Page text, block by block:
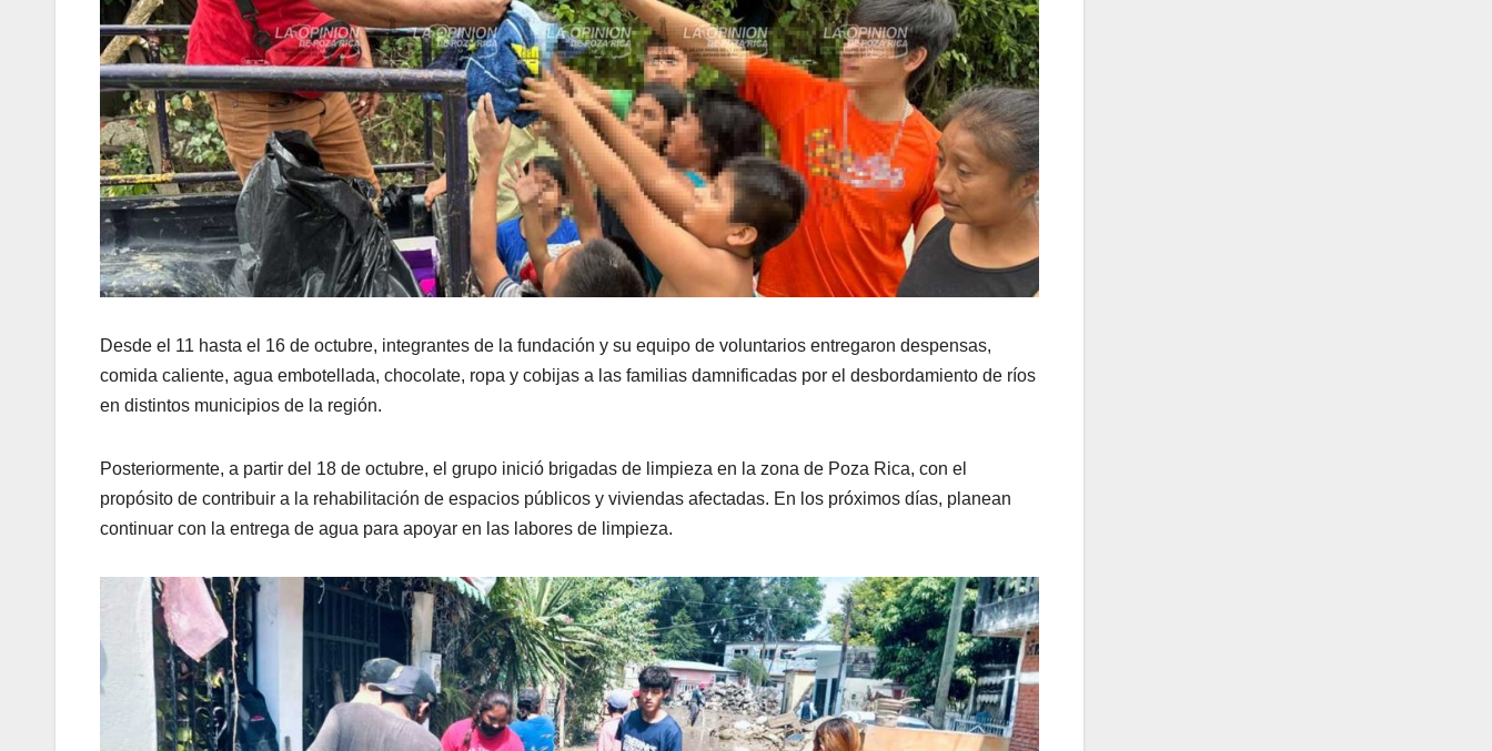
Desde el 11 hasta el 16 de octubre, integrantes de la fundación y su equipo de voluntarios entregaron despensas,
comida caliente, agua embotellada, chocolate, ropa y cobijas a las familias damnificadas por el desbordamiento de ríos
en distintos municipios de la región.
Posteriormente, a partir del 18 de octubre, el grupo inició brigadas de limpieza en la zona de Poza Rica, con el
propósito de contribuir a la rehabilitación de espacios públicos y viviendas afectadas. En los próximos días, planean
continuar con la entrega de agua para apoyar en las labores de limpieza.